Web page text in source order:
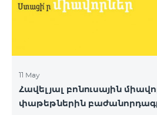
11 May
Հավելյալ բոնուսային
փաթեթներին